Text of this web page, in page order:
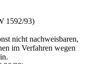
1592/93)
nicht nachweisbaren,
im Verfahren wegen